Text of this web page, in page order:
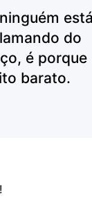
está
do
é porque
barato.